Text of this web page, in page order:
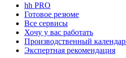
hh PRO
Готовое резюме
Все сервисы
Хочу у вас работать
Производственный
Экспертная рекомендация